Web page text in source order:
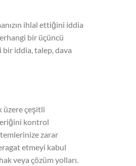
ihlal ettiğini iddia
bir üçüncü
bir iddia, talep, dava
üzere çeşitli
kontrol
zarar
etmeyi kabul
veya çözüm yolları.